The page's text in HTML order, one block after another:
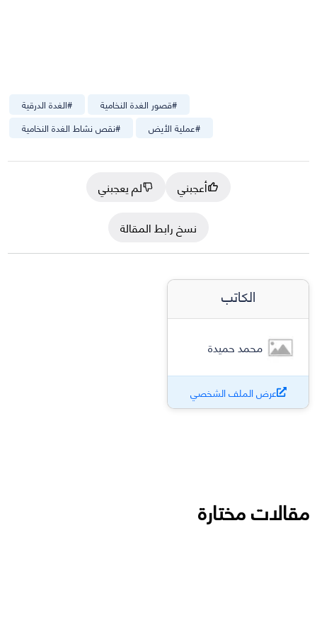
#الغدة الدرقية #قصور الغدة النخامية
#نقص نشاط الغدة النخامية #عملية الأيض
أعجبني
لم يعجبني
نسخ رابط المقالة
الكاتب
محمد حميدة
عرض الملف الشخصي
مقالات مختارة